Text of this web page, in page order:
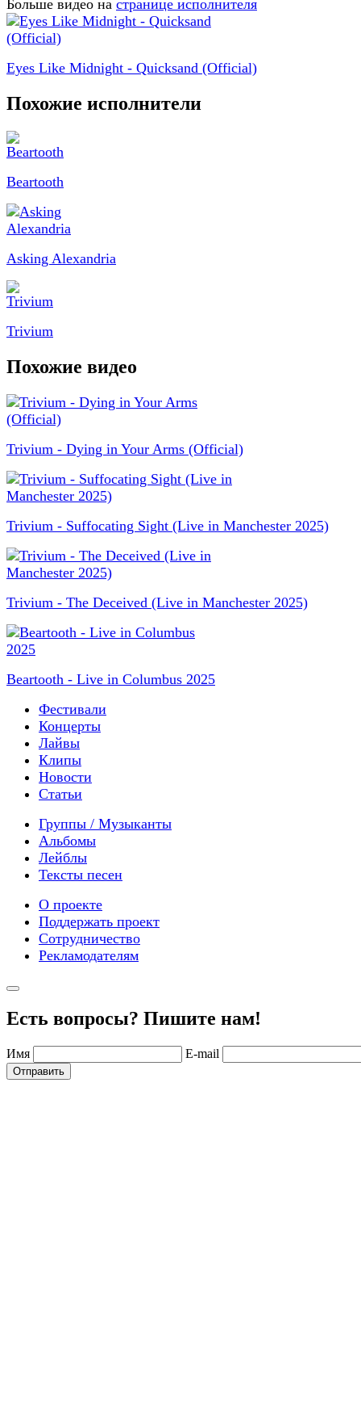
Больше видео на странице исполнителя
Eyes Like Midnight - Quicksand (Official)
Похожие исполнители
Beartooth
Asking Alexandria
Trivium
Похожие видео
Trivium - Dying in Your Arms (Official)
Trivium - Suffocating Sight (Live in Manchester 2025)
Trivium - The Deceived (Live in Manchester 2025)
Beartooth - Live in Columbus 2025
Фестивали
Концерты
Лайвы
Клипы
Новости
Статьи
Группы / Музыканты
Альбомы
Лейблы
Тексты песен
О проекте
Поддержать проект
Сотрудничество
Рекламодателям
Есть вопросы? Пишите нам!
Имя E-mail